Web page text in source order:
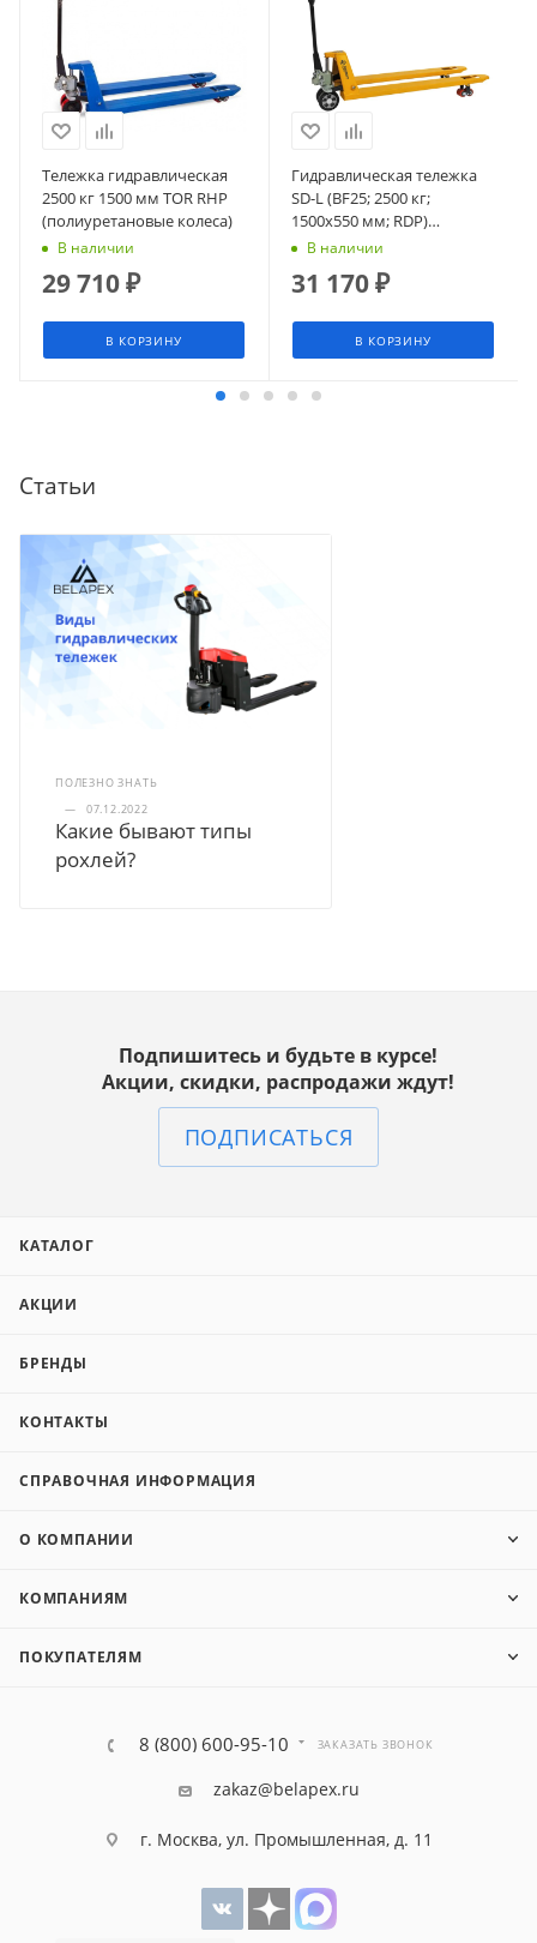
Тележка гидравлическая
2500 кг 1500 мм TOR RHP
(полиуретановые колеса)
В наличии
29 710₽
В КОРЗИНУ
Гидравлическая тележка
SD-L (BF25; 2500 кг;
1500х550 мм; RDP)
СМАРТЛИФТ (SMARTLIFT)
В наличии
31 170₽
В КОРЗИНУ
Статьи
ПОЛЕЗНО ЗНАТЬ
—
07.12.2022
Какие бывают типы
рохлей?
Подпишитесь и будьте в курсе!
Акции, скидки, распродажи ждут!
ПОДПИСАТЬСЯ
КАТАЛОГ
АКЦИИ
БРЕНДЫ
КОНТАКТЫ
СПРАВОЧНАЯ ИНФОРМАЦИЯ
О КОМПАНИИ
КОМПАНИЯМ
ПОКУПАТЕЛЯМ
8 (800) 600-95-10 ЗАКАЗАТЬ ЗВОНОК
zakaz@belapex.ru
г. Москва, ул. Промышленная, д. 11